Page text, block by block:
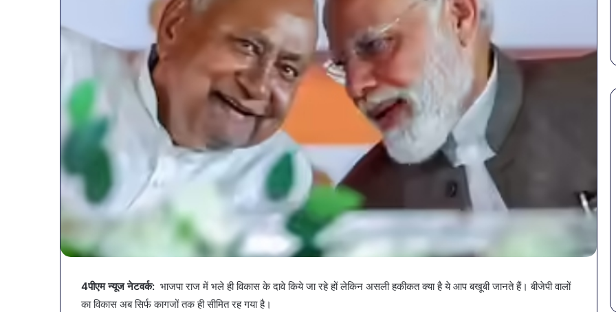
4पीएम न्यूज नेटवर्क: भाजपा राज में भले ही विकास के दावे किये जा रहे हों लेकिन असली हकीकत क्या है ये आप बखूबी जानते हैं। बीजेपी वालों
का विकास अब सिर्फ कागजों तक ही सीमित रह गया है।
व्यापारियों को राहत की पहल: SAS
नगर में ट्रेडर्स कमीशन की पहली
बैठक, केजरीवाल–मान का बड़ा
पेट
की
समस्याओं
में
शामिल
करें
पेट की समस्याओं से बचना है?
गर्मियों में डाइट में शामिल करें ये 7
सब्जियां
सावधान!
बोतलबंद
खतरनाक
गोरखपुर
कंपनियों
खतरनाक बैक्टीरिया, गोरखपुर की
4 कंपनियों के पानी पर लगी रोक